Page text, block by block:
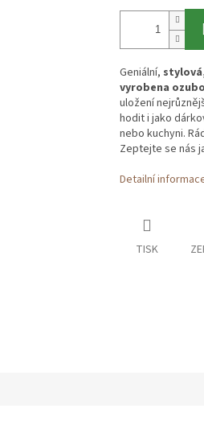
Geniální,
vyrobena
uložení
hodit i jako
nebo kuchyni.
Zeptejte se nás
Detailní
TISK